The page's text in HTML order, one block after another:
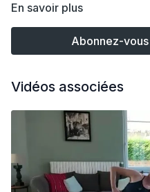
En savoir plus
Abonnez-
Vidéos associées